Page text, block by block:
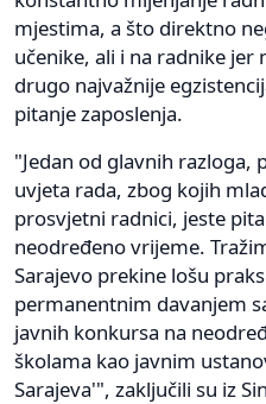
mjestima, a što direktno
učenike, ali i na radnike jer
drugo najvažnije
pitanje zaposlenja.
"Jedan od glavnih razloga,
uvjeta rada, zbog kojih
prosvjetni radnici, jeste
neodređeno vrijeme.
Sarajevo prekine lošu
permanentnim davanjem
javnih konkursa na
školama kao javnim
Sarajeva'", zaključili su iz